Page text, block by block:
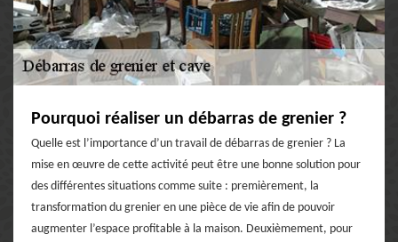
Pourquoi réaliser un débarras de grenier ?
Quelle est l’importance d’un travail de débarras de grenier ? La
mise en œuvre de cette activité peut être une bonne solution pour
des différentes situations comme suite : premièrement, la
transformation du grenier en une pièce de vie afin de pouvoir
augmenter l’espace profitable à la maison. Deuxièmement, pour